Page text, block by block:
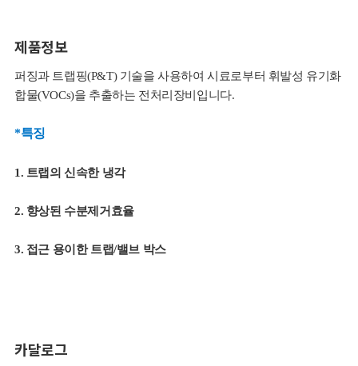
제품정보
퍼징과 트랩핑(P&T) 기술을 사용하여 시료로부터 휘발성 유기화
합물(VOCs)을 추출하는 전처리장비입니다.
*특징
1. 트랩의 신속한 냉각
2. 향상된 수분제거효율
3. 접근 용이한 트랩/밸브 박스
카달로그